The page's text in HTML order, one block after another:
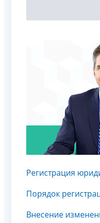
Регистрация
Порядок
Внесение